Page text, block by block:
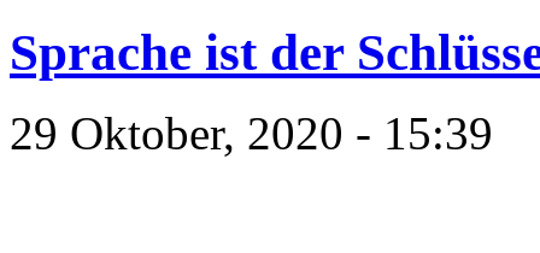
Sprache ist der
29 Oktober, 2020 - 15:39